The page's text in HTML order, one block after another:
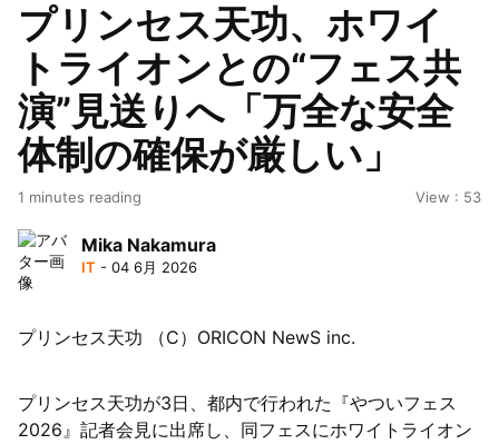
プリンセス天功、ホワイ
トライオンとの“フェス共
演”見送りへ「万全な安全
体制の確保が厳しい」
1 minutes reading View : 53
Mika Nakamura
IT - 04 6月 2026
プリンセス天功 （C）ORICON NewS inc.
プリンセス天功が3日、都内で行われた『やついフェス
2026』記者会見に出席し、同フェスにホワイトライオン